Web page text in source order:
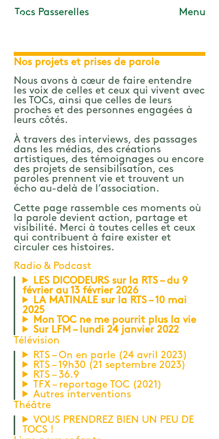
Skip to main content
Tocs Passerelles Menu
Nos projets et prises de parole
Nous avons à cœur de faire entendre
les voix de celles et ceux qui vivent avec
les TOCs, ainsi que celles de leurs
proches et des personnes engagées à
leurs côtés.
À travers des interviews, des passages
dans les médias, des créations
artistiques, des témoignages ou encore
des projets de sensibilisation, ces
paroles prennent vie et trouvent un
écho au-delà de l’association.
Cette page rassemble ces moments où
la parole devient action, partage et
visibilité. Merci à toutes celles et ceux
qui contribuent à faire exister et
circuler ces histoires.
Radio & Podcast
LES DICODEURS sur la RTS – du 9
février au 13 février 2026
LA MATINALE sur la RTS – 10 mai
2025
Mon TOC ne me pourrit plus la vie
Sur LFM – lundi 24 janvier 2022
Télévision
RTS – On en parle (24 avril 2023)
RTS – 19h30 (21 septembre 2023)
RTS – 36.9
TFX – reportage TOC (2021)
Autres interventions
Théâtre
VOUS PRENDREZ BIEN UN PEU DE
TOCS !